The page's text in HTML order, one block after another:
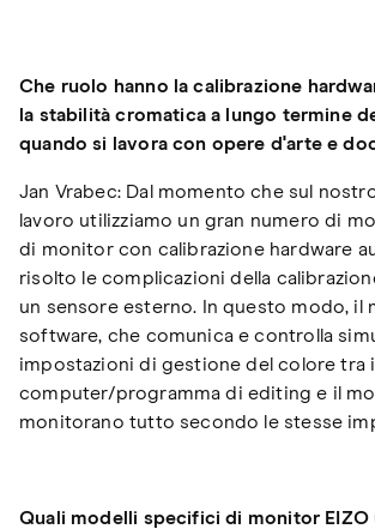
Che ruolo hanno la calibrazione
la stabilità cromatica a lungo termine
quando si lavora con opere d'arte e
Jan Vrabec: Dal momento che sul
lavoro utilizziamo un gran numero di
di monitor con calibrazione hardware
risolto le complicazioni della
un sensore esterno. In questo modo, il
software, che comunica e controlla
impostazioni di gestione del colore tra il
computer/programma di editing e il
monitorano tutto secondo le stesse
Quali modelli specifici di monitor EIZO